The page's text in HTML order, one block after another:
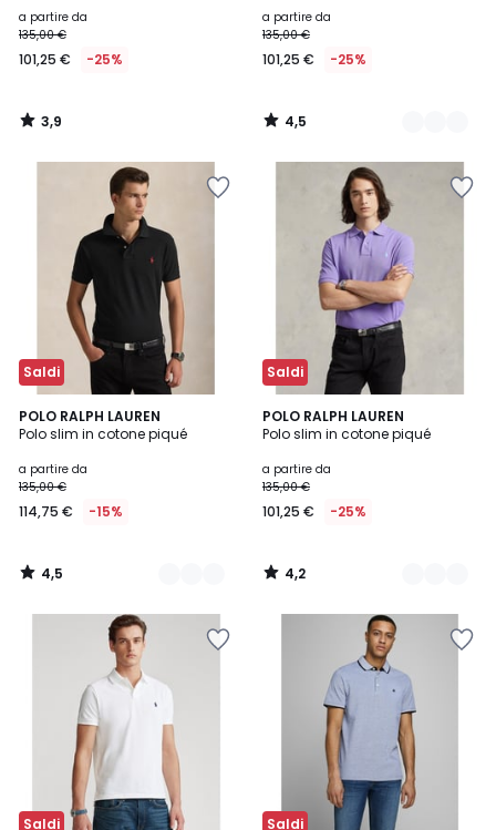
a partire da
135,00 €
101,25 € -25%
3,9
/
a partire da
135,00 €
101,25 € -25%
4,5
/
Saldi
POLO RALPH LAUREN
Polo slim in cotone piqué
a partire da
135,00 €
114,75 € -15%
4,5
/ 5
2
Colori
4,5
/
Saldi
POLO RALPH LAUREN
Polo slim in cotone piqué
a partire da
135,00 €
101,25 € -25%
4,2
/ 5
5
Colori
4,2
/
Saldi Saldi